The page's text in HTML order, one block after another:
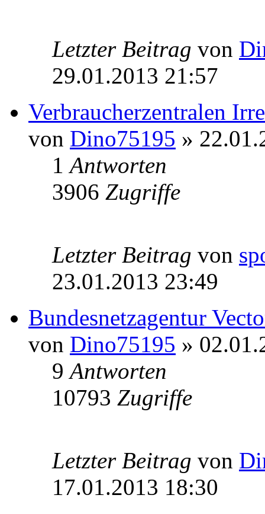
Letzter Beitrag von
29.01.2013 21:57
Verbraucherzentralen
von Dino75195 »
1Antworten
3906 Zugriffe
Letzter Beitrag von
23.01.2013 23:49
Bundesnetzagentur
von Dino75195 »
9Antworten
10793 Zugriffe
Letzter Beitrag von
17.01.2013 18:30